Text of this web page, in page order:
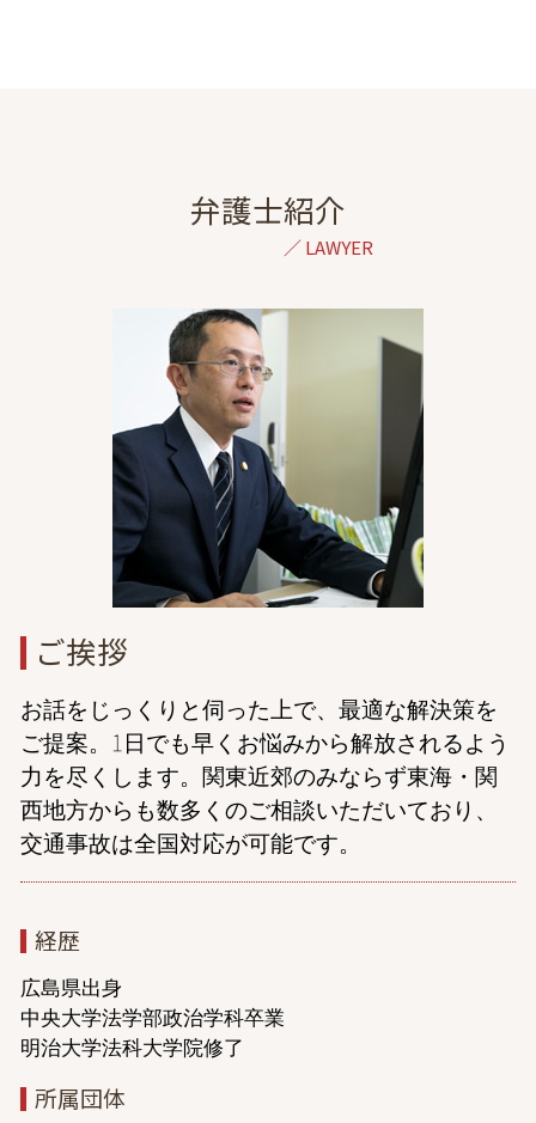
後遺障害 診断書 症状固定 日
交通事故 過失割合
人身傷害 保険 逸失利益 計算
休業損害 計算
交通事故 法律事務所
財産分与 退職金
離婚 調停 子供 面会
離婚 拒否されたら
養育費 払わない 公正証書
経済的dv 共働き
DV 夫
婚姻費用 別居
離婚 調停員
離婚 弁護士 相談 群馬
相続 弁護士 相談 港区
自己破産 弁護士 相談 港区
刑事事件 弁護士 相談 東京
離婚 弁護士 相談 埼玉
成年後見 弁護士 相談 港区
債務整理 弁護士 相談 港区
交通事故 弁護士 相談 全国対応
dv 離婚 弁護士 東京
離婚 弁護士 相談 東京
債権回収 弁護士 相談 東京
交通事故 弁護士 相談 東京
一般民事 弁護士 相談 港区
弁護士紹介
ご挨拶
お話をじっくりと伺った上で、最適な解決策を
ご提案。1日でも早くお悩みから解放されるよう
力を尽くします。関東近郊のみならず東海・関
西地方からも数多くのご相談いただいており、
交通事故は全国対応が可能です。
経歴
広島県出身
中央大学法学部政治学科卒業
明治大学法科大学院修了
所属団体